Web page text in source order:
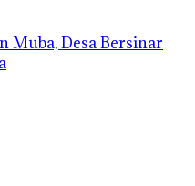
Muba, Desa Bersinar